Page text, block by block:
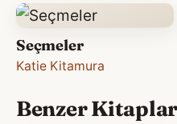
Seçmeler
Katie Kitamura
Benzer Kitaplar